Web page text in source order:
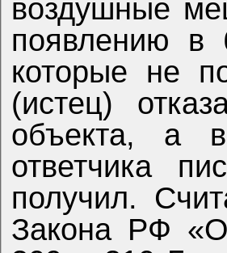
воздушные
появлению в
которые не
(истец)
объекта, а
ответчика
получил.
Закона РФ «О